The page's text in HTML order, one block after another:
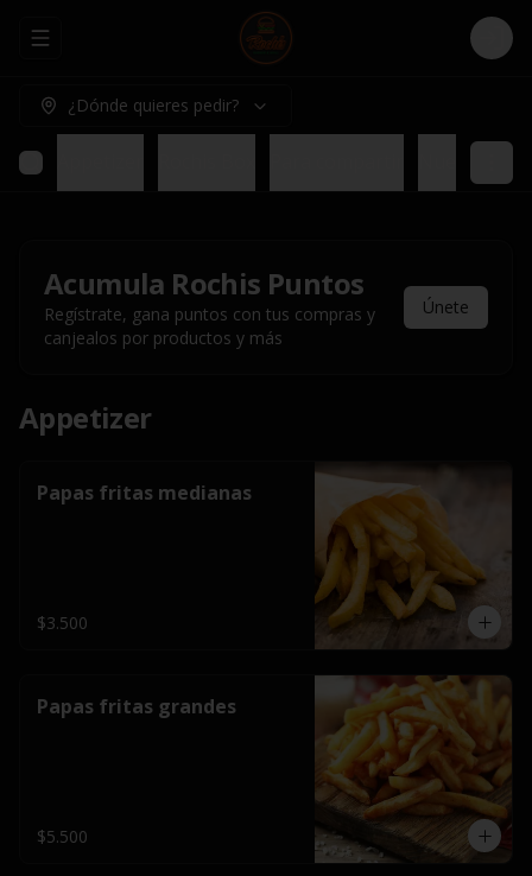
Abrir menu de navegación Login
¿Dónde quieres pedir?
Acumula Rochis Puntos
Regístrate, gana puntos con tus compras y
canjealos por productos y más
Únete
Appetizer
Papas fritas medianas
$3.500
Papas fritas grandes
$5.500